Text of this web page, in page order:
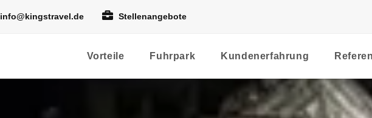
info@kingstravel.de Stellenangebote
Vorteile Fuhrpark Kundenerfahrung